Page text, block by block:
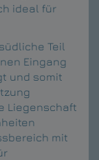
ideal für
Teil
Eingang
und somit
Liegenschaft
mit